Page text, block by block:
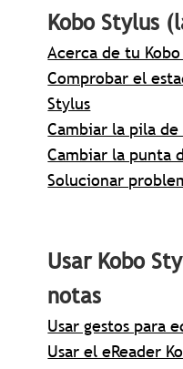
Kobo Stylus
Acerca de tu
Comprobar el
Stylus
Cambiar la pila
Cambiar la punta
Solucionar
Usar Kobo
notas
Usar gestos para
Usar el eReader